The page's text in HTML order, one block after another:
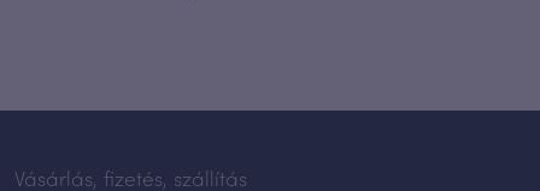
Vásárlás, fizetés, szállítás